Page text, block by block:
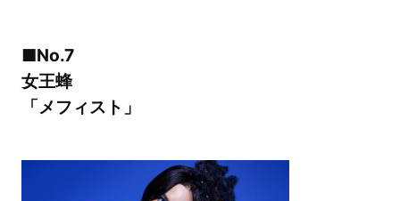
■No.7
女王蜂
「メフィスト」